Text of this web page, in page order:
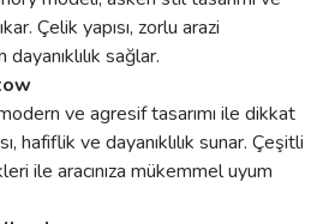
Çelik yapısı, zorlu arazi
sağlar.
ve agresif tasarımı ile dikkat
hafiflik ve dayanıklılık sunar. Çeşitli
ile aracınıza mükemmel uyum